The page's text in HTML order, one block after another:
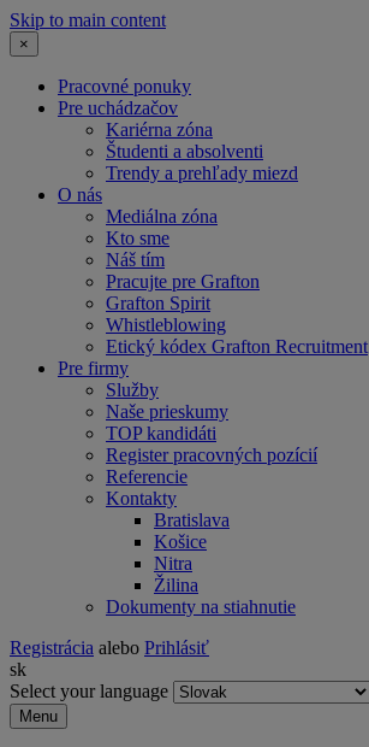
Skip to main content
×
Pracovné ponuky
Pre uchádzačov
Kariérna zóna
Študenti a absolventi
Trendy a prehľady miezd
O nás
Mediálna zóna
Kto sme
Náš tím
Pracujte pre Grafton
Grafton Spirit
Whistleblowing
Etický kódex Grafton Recruitment
Pre firmy
Služby
Naše prieskumy
TOP kandidáti
Register pracovných pozícií
Referencie
Kontakty
Bratislava
Košice
Nitra
Žilina
Dokumenty na stiahnutie
Registrácia alebo Prihlásiť
sk
Select your language
Menu